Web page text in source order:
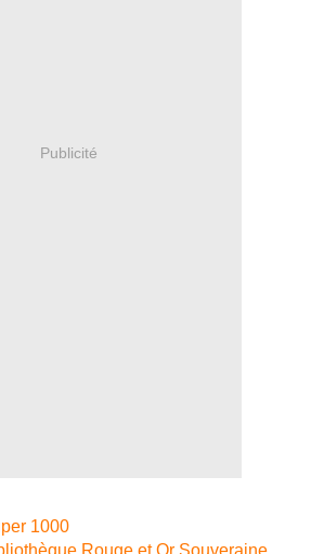
Publicité
1000